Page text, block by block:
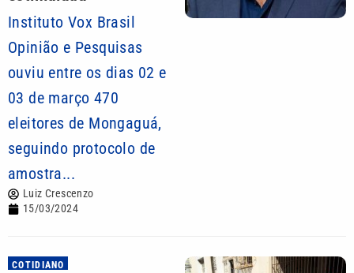
Instituto Vox Brasil
Opinião e Pesquisas
ouviu entre os dias 02 e
03 de março 470
eleitores de Mongaguá,
seguindo protocolo de
amostra...
Luiz Crescenzo
15/03/2024
COTIDIANO